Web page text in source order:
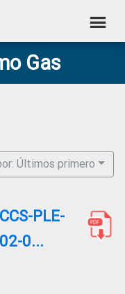
Gas
Últimos primero
PLE-
0...